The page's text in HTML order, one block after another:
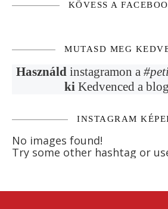
KÖVESS A
MUTASD MEG
Használdinstagramon a
ki Kedvenced a
INSTAGRAM
No images found!
Try some other hashtag or